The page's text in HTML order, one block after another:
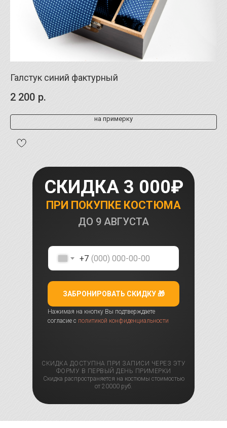
Галстук синий фактурный
2 200 р.
на примерку
ПРИ ПОКУПКЕ КОСТЮМА
СКИДКА 3 000₽
СКИДКА ДОСТУПНА ПРИ ЗАПИСИ ЧЕРЕЗ ЭТУ
ФОРМУ В ПЕРВЫЙ ДЕНЬ ПРИМЕРКИ
Скидка распространяется на костюмы стоимостью
от 20000 руб.
ДО 9 АВГУСТА
+7
ЗАБРОНИРОВАТЬ СКИДКУ 🎁
Нажимая на кнопку Вы подтверждаете
согласие с политикой конфиденциальности